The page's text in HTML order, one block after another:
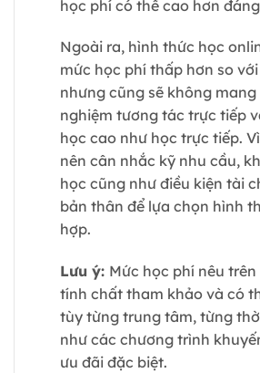
học phí có thể cao hơn
Ngoài ra, hình thức học
mức học phí thấp hơn so
nhưng cũng sẽ không
nghiệm tương tác trực tiếp
học cao như học trực tiếp.
nên cân nhắc kỹ nhu cầu,
học cũng như điều kiện tài
bản thân để lựa chọn hình
hợp.
Lưu ý: Mức học phí nêu
tính chất tham khảo và có
tùy từng trung tâm, từng
như các chương trình
ưu đãi đặc biệt.